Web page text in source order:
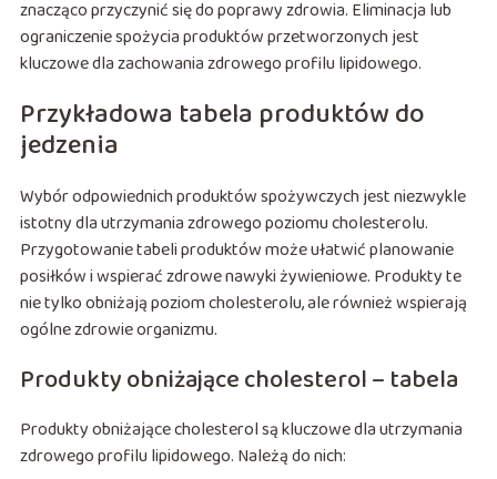
znacząco przyczynić się do poprawy zdrowia. Eliminacja lub
ograniczenie spożycia produktów przetworzonych jest
kluczowe dla zachowania zdrowego profilu lipidowego.
Przykładowa tabela produktów do
jedzenia
Wybór odpowiednich produktów spożywczych jest niezwykle
istotny dla utrzymania zdrowego poziomu cholesterolu.
Przygotowanie tabeli produktów może ułatwić planowanie
posiłków i wspierać zdrowe nawyki żywieniowe. Produkty te
nie tylko obniżają poziom cholesterolu, ale również wspierają
ogólne zdrowie organizmu.
Produkty obniżające cholesterol – tabela
Produkty obniżające cholesterol są kluczowe dla utrzymania
zdrowego profilu lipidowego. Należą do nich: